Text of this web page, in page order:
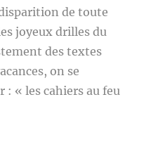
de toute
joyeux drilles du
des textes
on se
: « les cahiers au feu